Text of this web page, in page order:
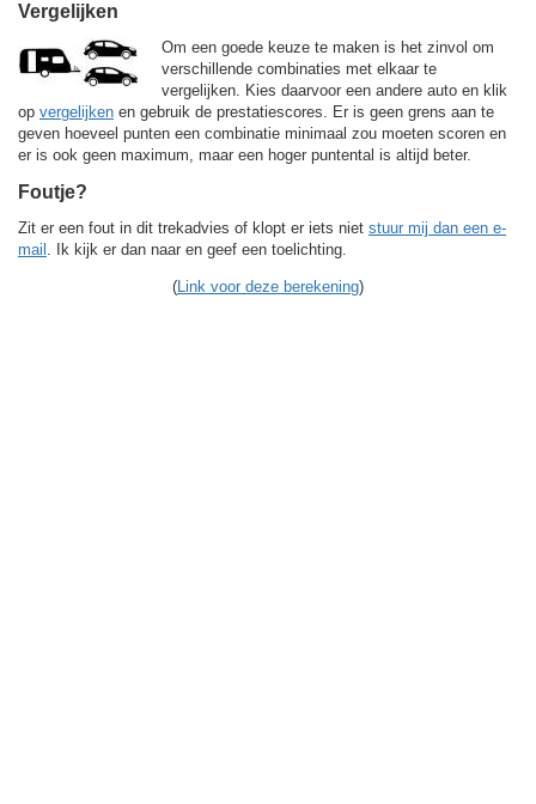
Vergelijken
Om een goede keuze te maken is het zinvol om
verschillende combinaties met elkaar te
vergelijken. Kies daarvoor een andere auto en klik
op vergelijken en gebruik de prestatiescores. Er is geen grens aan te
geven hoeveel punten een combinatie minimaal zou moeten scoren en
er is ook geen maximum, maar een hoger puntental is altijd beter.
Foutje?
Zit er een fout in dit trekadvies of klopt er iets niet stuur mij dan een e-
mail
. Ik kijk er dan naar en geef een toelichting.
( Link voor deze berekening)